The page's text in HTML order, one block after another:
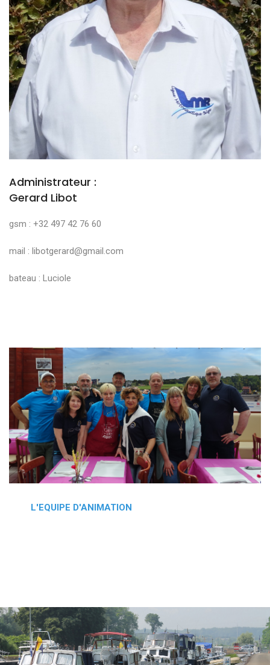
Administrateur :
Gerard Libot
gsm : +32 497 42 76 60
mail : libotgerard@gmail.com
bateau : Luciole
L'EQUIPE D'ANIMATION